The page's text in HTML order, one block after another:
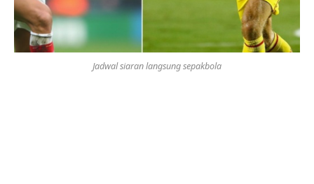
Jadwal siaran langsung sepakbola